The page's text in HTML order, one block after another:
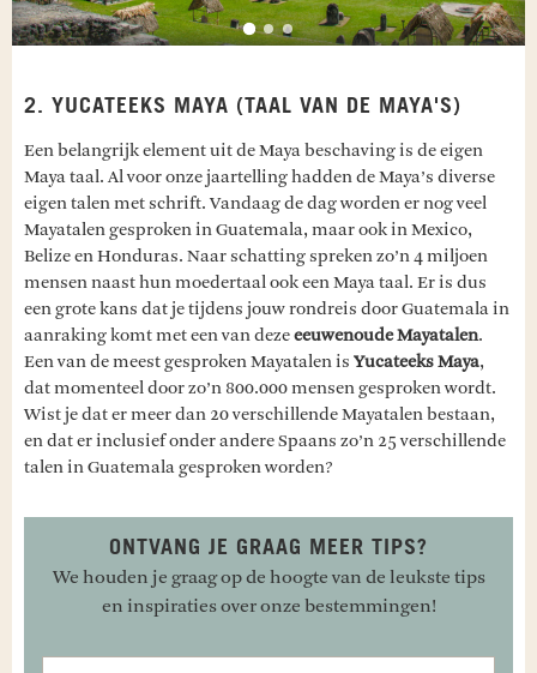
2. YUCATEEKS MAYA (TAAL VAN DE MAYA'S)
Een belangrijk element uit de Maya beschaving is de eigen
Maya taal. Al voor onze jaartelling hadden de Maya’s diverse
eigen talen met schrift. Vandaag de dag worden er nog veel
Mayatalen gesproken in Guatemala, maar ook in Mexico,
Belize en Honduras. Naar schatting spreken zo’n 4 miljoen
mensen naast hun moedertaal ook een Maya taal. Er is dus
een grote kans dat je tijdens jouw rondreis door Guatemala in
aanraking komt met een van dezeeeuwenoude Mayatalen.
Een van de meest gesproken Mayatalen is Yucateeks Maya,
dat momenteel door zo’n 800.000 mensen gesproken wordt.
Wist je dat er meer dan 20 verschillende Mayatalen bestaan,
en dat er inclusief onder andere Spaans zo’n 25 verschillende
talen in Guatemala gesproken worden?
ONTVANG JE GRAAG MEER TIPS?
We houden je graag op de hoogte van de leukste tips
en inspiraties over onze bestemmingen!